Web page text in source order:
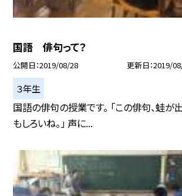
国語 俳句って？
公開日 2019/08/28 更新日 2019/
３年生
国語の俳句の授業です。 「この俳句、蛙が出
もしろいね。」 声に...